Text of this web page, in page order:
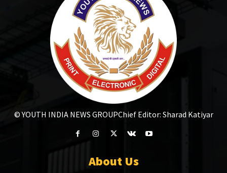
© YOUTH INDIA NEWS GROUPChief Editor: Sharad Katiyar
About Us